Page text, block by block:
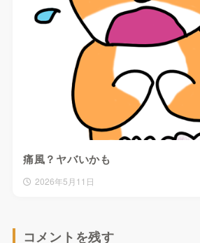
痛風？ヤバいかも
2026年5月11日
コメントを残す